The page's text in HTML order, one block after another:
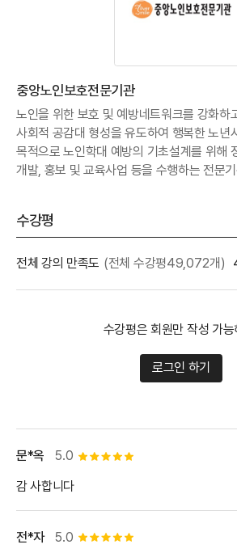
중앙노인보호전문기관
노인을 위한 보호 및 예방네트워크를 강화하
사회적 공감대 형성을 유도하여 행복한 노년
목적으로 노인학대 예방의 기초설계를 위해
개발, 홍보 및 교육사업 등을 수행하는 전문
수강평
전체 강의 만족도 (전체 수강평49,072개)
수강평은 회원만 작성 가능
로그인 하기
5.0 별점 5개
문*옥
감 사합니다
5.0 별점 5개
전*자